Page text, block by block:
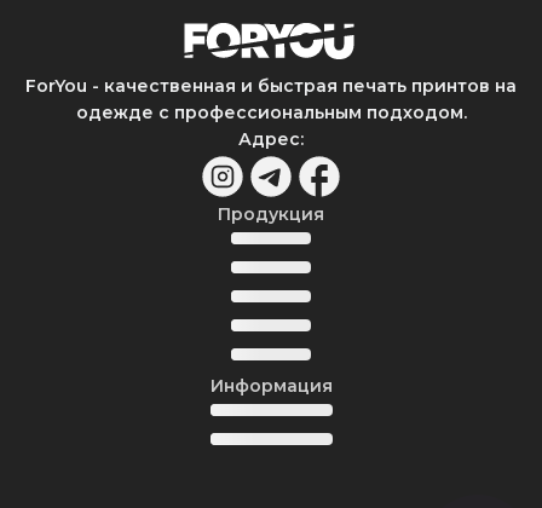
ForYou - качественная и быстрая печать принтов на
одежде с профессиональным подходом.
Адрес:
Продукция
Информация